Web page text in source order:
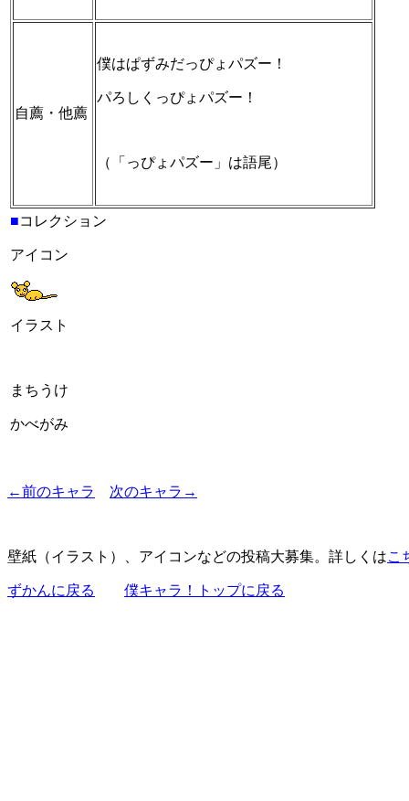
自薦・他薦
僕はぱずみだっぴょパズー！
パろしくっぴょパズー！
（「っぴょパズー」は語尾）
■コレクション
アイコン
イラスト
まちうけ
かべがみ
←前のキャラ 次のキャラ→
壁紙（イラスト）、アイコンなどの投稿大募集。詳しくはこ
ずかんに戻る 僕キャラ！トップに戻る